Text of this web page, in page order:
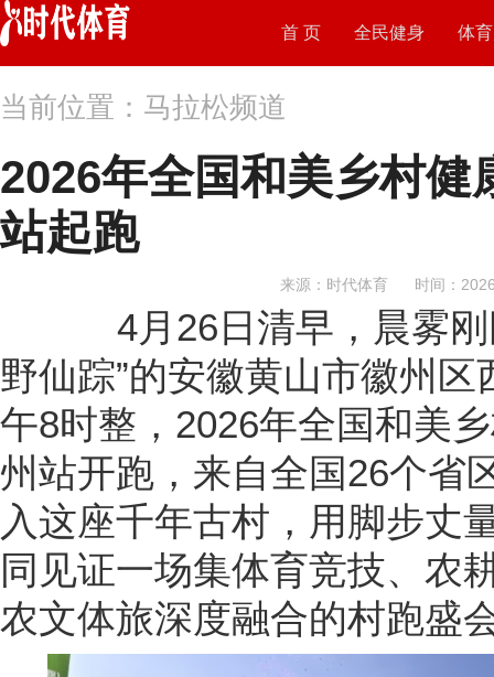
首 页 全民健身 体
当前位置：马拉松频道
2026年全国和美乡村
站起跑
来源：时代体育 时间：
4月26日清早，晨雾刚
野仙踪”的安徽黄山市徽州
午8时整，2026年全国和美
州站开跑，来自全国26个省
入这座千年古村，用脚步丈
同见证一场集体育竞技、农
农文体旅深度融合的村跑盛